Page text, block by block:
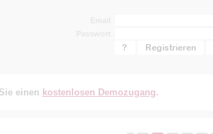
? Registrieren
einen kostenlosen Demozugang.